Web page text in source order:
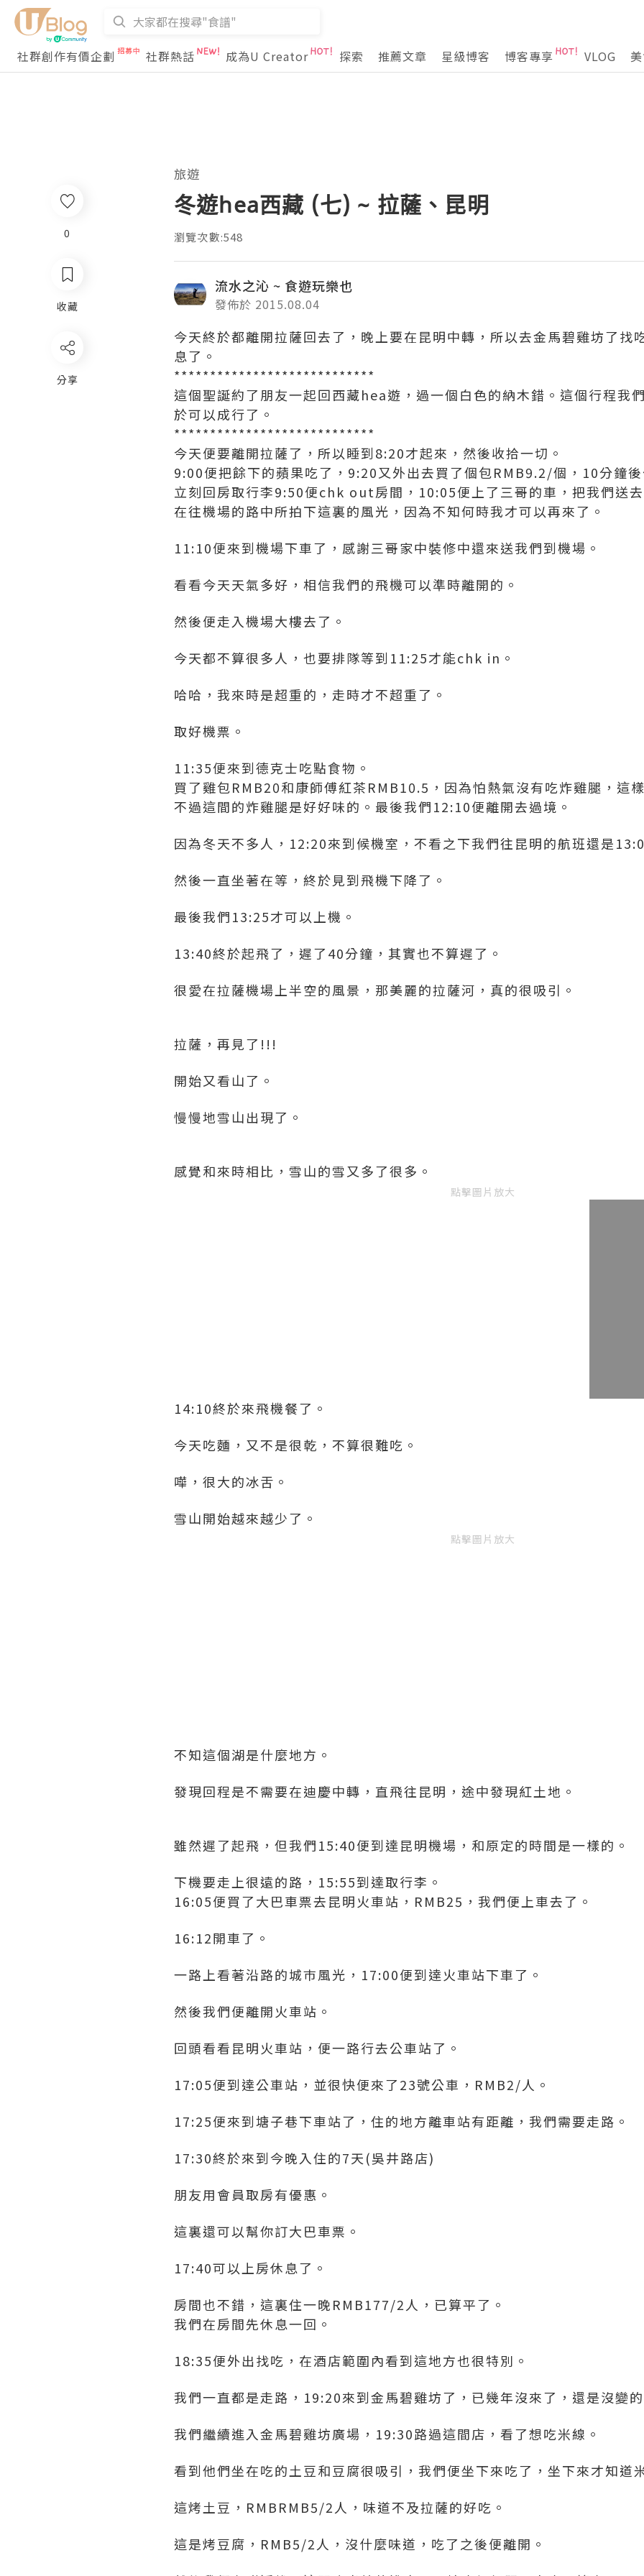
社群創作有價企劃 社群熱話 成為U Creator 探索 推薦文章 星級博客 博客專享 VLOG
0
收藏
分享
旅遊
冬遊hea西藏 (七) ~ 拉薩、昆明
瀏覽次數:548
流水之沁 ~ 食遊玩樂也
發佈於 2015.08.04
今天終於都離開拉薩回去了，晚上要在昆明中轉，所以去金馬碧雞坊了找
息了。
****************************
這個聖誕約了朋友一起回西藏hea遊，過一個白色的納木錯。這個行程我
於可以成行了。
****************************
今天便要離開拉薩了，所以睡到8:20才起來，然後收拾一切。
9:00便把餘下的蘋果吃了，9:20又外出去買了個包RMB9.2/個，10分鐘
立刻回房取行李9:50便chk out房間，10:05便上了三哥的車，把我們送
在往機場的路中所拍下這裏的風光，因為不知何時我才可以再來了。
11:10便來到機場下車了，感謝三哥家中裝修中還來送我們到機場。
看看今天天氣多好，相信我們的飛機可以準時離開的。
然後便走入機場大樓去了。
今天都不算很多人，也要排隊等到11:25才能chk in。
哈哈，我來時是超重的，走時才不超重了。
取好機票。
11:35便來到德克士吃點食物。
買了雞包RMB20和康師傅紅茶RMB10.5，因為怕熱氣沒有吃炸雞腿，這
不過這間的炸雞腿是好好味的。最後我們12:10便離開去過境。
因為冬天不多人，12:20來到候機室，不看之下我們往昆明的航班還是
然後一直坐著在等，終於見到飛機下降了。
最後我們13:25才可以上機。
13:40終於起飛了，遲了40分鐘，其實也不算遲了。
很愛在拉薩機場上半空的風景，那美麗的拉薩河，真的很吸引。
拉薩，再見了!!!
開始又看山了。
慢慢地雪山出現了。
感覺和來時相比，雪山的雪又多了很多。
點擊圖片放大
14:10終於來飛機餐了。
今天吃麵，又不是很乾，不算很難吃。
嘩，很大的冰舌。
雪山開始越來越少了。
點擊圖片放大
不知這個湖是什麼地方。
發現回程是不需要在迪慶中轉，直飛往昆明，途中發現紅土地。
雖然遲了起飛，但我們15:40便到達昆明機場，和原定的時間是一樣的。
下機要走上很遠的路，15:55到達取行李。
16:05便買了大巴車票去昆明火車站，RMB25，我們便上車去了。
16:12開車了。
一路上看著沿路的城巿風光，17:00便到達火車站下車了。
然後我們便離開火車站。
回頭看看昆明火車站，便一路行去公車站了。
17:05便到達公車站，並很快便來了23號公車，RMB2/人。
17:25便來到塘子巷下車站了，住的地方離車站有距離，我們需要走路。
17:30終於來到今晚入住的7天(吳井路店)
朋友用會員取房有優惠。
這裏還可以幫你訂大巴車票。
17:40可以上房休息了。
房間也不錯，這裏住一晚RMB177/2人，已算平了。
我們在房間先休息一回。
18:35便外出找吃，在酒店範圍內看到這地方也很特別。
我們一直都是走路，19:20來到金馬碧雞坊了，已幾年沒來了，還是沒變
我們繼續進入金馬碧雞坊廣場，19:30路過這間店，看了想吃米線。
看到他們坐在吃的土豆和豆腐很吸引，我們便坐下來吃了，坐下來才知道
這烤土豆，RMBRMB5/2人，味道不及拉薩的好吃。
這是烤豆腐，RMB5/2人，沒什麼味道，吃了之後便離開。